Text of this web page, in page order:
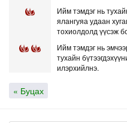
Ийм тэмдэг нь
ялангуяа удаан
тохиолдолд үүсэж
Ийм тэмдэг нь
тухайн
илэрхийлнэ.
« Буцах